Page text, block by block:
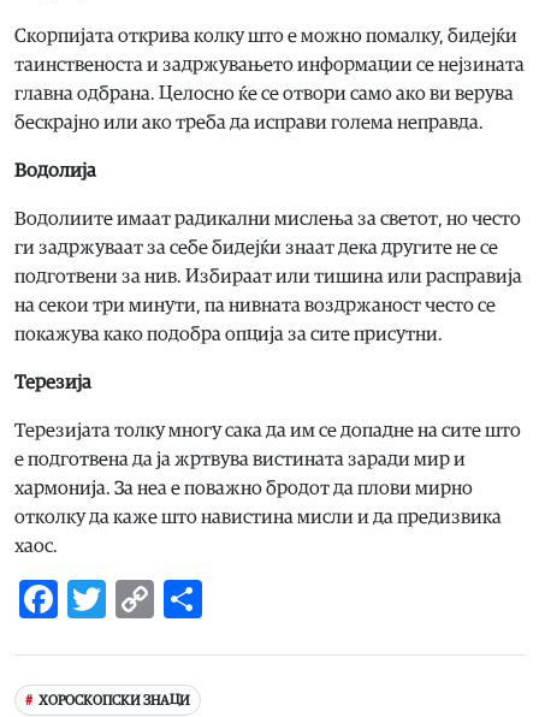
Скорпијата открива колку што е можно помалку, бидејќи
таинственоста и задржувањето информации се нејзината
главна одбрана. Целосно ќе се отвори само ако ви верува
бескрајно или ако треба да исправи голема неправда.
Водолија
Водолиите имаат радикални мислења за светот, но често
ги задржуваат за себе бидејќи знаат дека другите не се
подготвени за нив. Избираат или тишина или расправија
на секои три минути, па нивната воздржаност често се
покажува како подобра опција за сите присутни.
Терезија
Терезијата толку многу сака да им се допадне на сите што
е подготвена да ја жртвува вистината заради мир и
хармонија. За неа е поважно бродот да плови мирно
отколку да каже што навистина мисли и да предизвика
хаос.
Facebook
Twitter
Copy
ХОРОСКОПСКИ ЗНАЦИ